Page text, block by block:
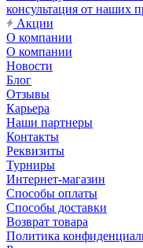
консультация от наших
Акции
О компании
О компании
Новости
Блог
Отзывы
Карьера
Наши партнеры
Контакты
Реквизиты
Турниры
Интернет-магазин
Способы оплаты
Способы доставки
Возврат товара
Политика